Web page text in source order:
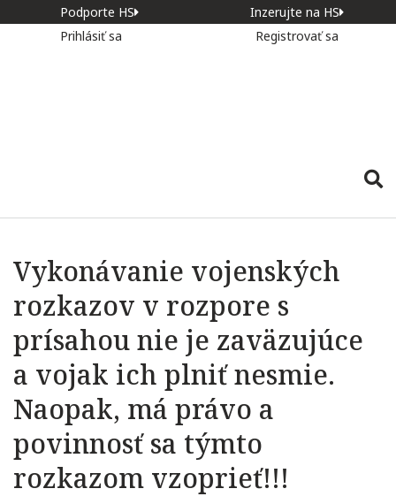
Podporte HS
Inzerujte na HS
Prihlásiť sa
Registrovať sa
Vykonávanie vojenských
rozkazov v rozpore s
prísahou nie je zaväzujúce
a vojak ich plniť nesmie.
Naopak, má právo a
povinnosť sa týmto
rozkazom vzoprieť!!!